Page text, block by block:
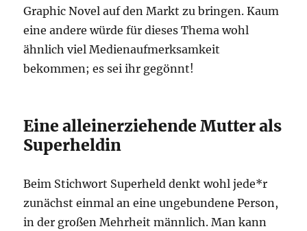
Graphic Novel auf den Markt zu bringen. Kaum
eine andere würde für dieses Thema wohl
ähnlich viel Medienaufmerksamkeit
bekommen; es sei ihr gegönnt!
Eine alleinerziehende Mutter als
Superheldin
Beim Stichwort Superheld denkt wohl jede*r
zunächst einmal an eine ungebundene Person,
in der großen Mehrheit männlich. Man kann